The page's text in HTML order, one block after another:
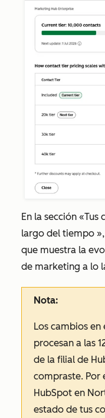
En la sección «Tus
largo del tiempo
que muestra la
de marketing a lo
Nota:
Los cambios
procesan a las
de la filial de
compraste. Por
HubSpot en
estado de tus